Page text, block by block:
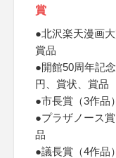
賞
●北沢楽天漫画
賞品
●開館50周年記
円、賞状、賞品
●市長賞（3作
●プラザノース
品
●議長賞（4作